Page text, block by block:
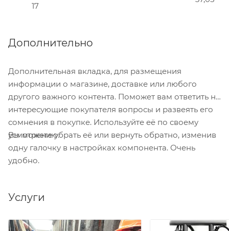
17
Дополнительно
Дополнительная вкладка, для размещения
информации о магазине, доставке или любого
другого важного контента. Поможет вам ответить на
интересующие покупателя вопросы и развеять его
сомнения в покупке. Используйте её по своему
усмотрению.
Вы можете убрать её или вернуть обратно, изменив
одну галочку в настройках компонента. Очень
удобно.
Услуги